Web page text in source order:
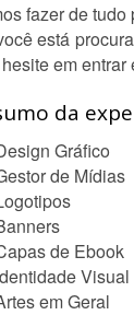
fazer de
está
em entrar
da
Gráfico
de Mídias
de Ebook
Visual
em Geral